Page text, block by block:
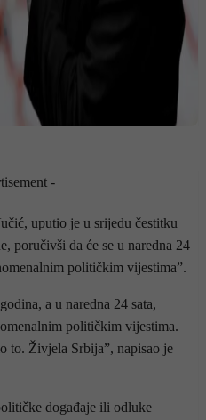
-
uputio je u srijedu čestitku
poručivši da će se u naredna 24
političkim vijestima”.
a u naredna 24 sata,
političkim vijestima.
to. Živjela Srbija”, napisao je
događaje ili odluke